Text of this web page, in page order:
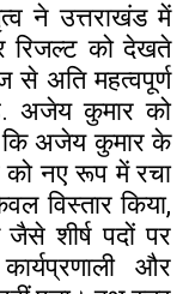
ने उत्तराखंड में
रिजल्ट को देखते
से अति महत्वपूर्ण
अजेय कुमार को
कि अजेय कुमार के
को नए रूप में रचा
विस्तार किया,
शीर्ष पदों पर
और